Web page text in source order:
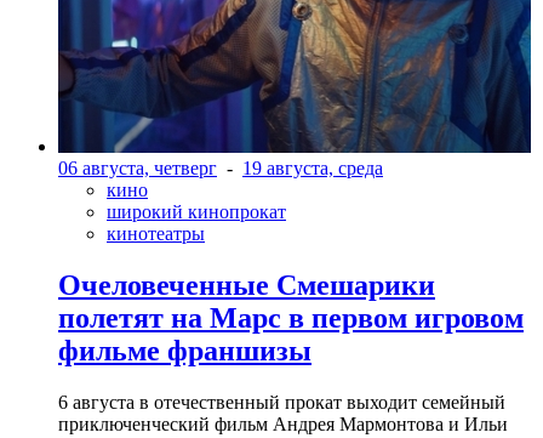
06 августа, четверг - 19 августа, среда
кино
широкий кинопрокат
кинотеатры
Очеловеченные Смешарики
полетят на Марс в первом игровом
фильме франшизы
6 августа в отечественный прокат выходит семейный
приключенческий фильм Андрея Мармонтова и Ильи